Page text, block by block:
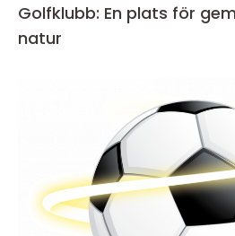
Golfklubb: En plats för
natur